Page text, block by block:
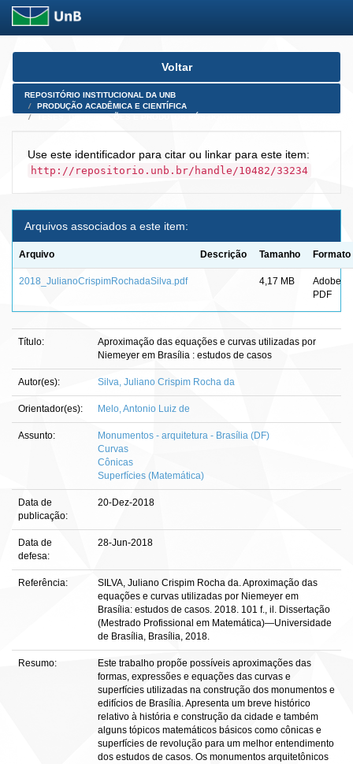
Skip
Voltar
REPOSITÓRIO INSTITUCIONAL DA UNB
PRODUÇÃO ACADÊMICA E CIENTÍFICA
Use este identificador para citar ou linkar para este item:
http://repositorio.unb.br/handle/10482/33234
Arquivos associados a este item:
Arquivo Descrição Tamanho Formato
2018_JulianoCrispimRochadaSilva.pdf 4,17 MB
Adobe
PDF
Título:
Aproximação das equações e curvas utilizadas por
Niemeyer em Brasília : estudos de casos
Autor(es): Silva, Juliano Crispim Rocha da
Orientador(es): Melo, Antonio Luiz de
Assunto:
Monumentos - arquitetura - Brasília (DF)
Curvas
Cônicas
Superfícies (Matemática)
Data de
publicação:
20-Dez-2018
Data de
defesa:
28-Jun-2018
Referência:
SILVA, Juliano Crispim Rocha da. Aproximação das
equações e curvas utilizadas por Niemeyer em
Brasília: estudos de casos. 2018. 101 f., il. Dissertação
(Mestrado Profissional em Matemática)—Universidade
de Brasília, Brasília, 2018.
Resumo:
Este trabalho propõe possíveis aproximações das
formas, expressões e equações das curvas e
superfícies utilizadas na construção dos monumentos e
edifícios de Brasília. Apresenta um breve histórico
relativo à história e construção da cidade e também
alguns tópicos matemáticos básicos como cônicas e
superfícies de revolução para um melhor entendimento
dos estudos de casos. Os monumentos arquitetônicos